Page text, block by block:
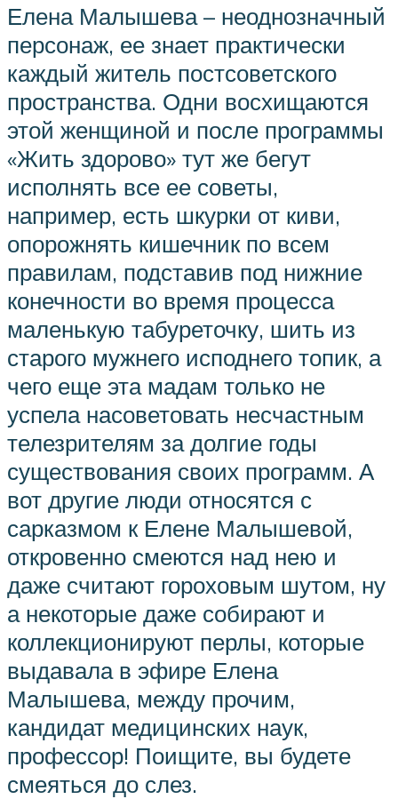
Елена Малышева – неоднозначный
персонаж, ее знает практически
каждый житель постсоветского
пространства. Одни восхищаются
этой женщиной и после программы
«Жить здорово» тут же бегут
исполнять все ее советы,
например, есть шкурки от киви,
опорожнять кишечник по всем
правилам, подставив под нижние
конечности во время процесса
маленькую табуреточку, шить из
старого мужнего исподнего топик, а
чего еще эта мадам только не
успела насоветовать несчастным
телезрителям за долгие годы
существования своих программ. А
вот другие люди относятся с
сарказмом к Елене Малышевой,
откровенно смеются над нею и
даже считают гороховым шутом, ну
а некоторые даже собирают и
коллекционируют перлы, которые
выдавала в эфире Елена
Малышева, между прочим,
кандидат медицинских наук,
профессор! Поищите, вы будете
смеяться до слез.